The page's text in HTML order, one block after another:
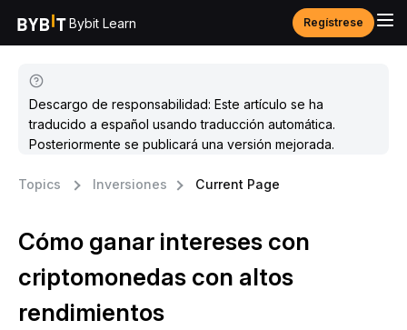
Bybit Learn Regístrese
Descargo de responsabilidad: Este artículo se ha
traducido a español usando traducción automática.
Posteriormente se publicará una versión mejorada.
Topics Inversiones Current Page
Cómo ganar intereses con
criptomonedas con altos
rendimientos